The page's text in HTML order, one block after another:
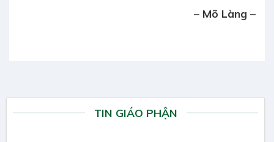
– Mõ Làng –
TIN GIÁO PHẬN